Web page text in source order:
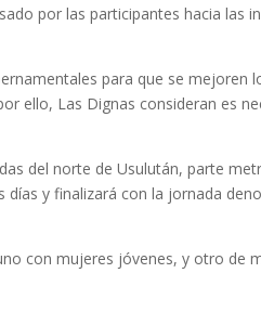
por las participantes hacia las
para que se mejoren
ello, Las Dignas consideran es
del norte de Usulután, parte
y finalizará con la jornada
con mujeres jóvenes, y otro de